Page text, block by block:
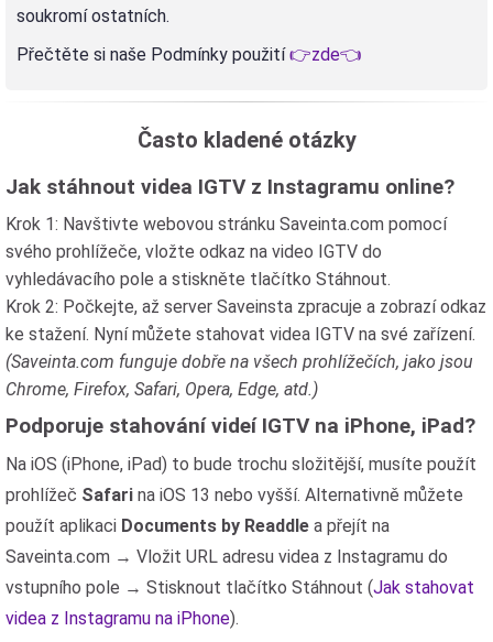
soukromí ostatních.
Přečtěte si naše Podmínky použití👉zde👈
Často kladené otázky
Jak stáhnout videa IGTV z Instagramu online?
Krok 1: Navštivte webovou stránku Saveinta.com pomocí
svého prohlížeče, vložte odkaz na video IGTV do
vyhledávacího pole a stiskněte tlačítko Stáhnout.
Krok 2: Počkejte, až server Saveinsta zpracuje a zobrazí odkaz
ke stažení. Nyní můžete stahovat videa IGTV na své zařízení.
(Saveinta.com funguje dobře na všech prohlížečích, jako jsou
Chrome, Firefox, Safari, Opera, Edge, atd.)
Podporuje stahování videí IGTV na iPhone, iPad?
Na iOS (iPhone, iPad) to bude trochu složitější, musíte použít
prohlížeč Safari na iOS 13 nebo vyšší. Alternativně můžete
použít aplikaci Documents by Readdle a přejít na
Saveinta.com → Vložit URL adresu videa z Instagramu do
vstupního pole → Stisknout tlačítko Stáhnout (Jak stahovat
videa z Instagramu na iPhone).